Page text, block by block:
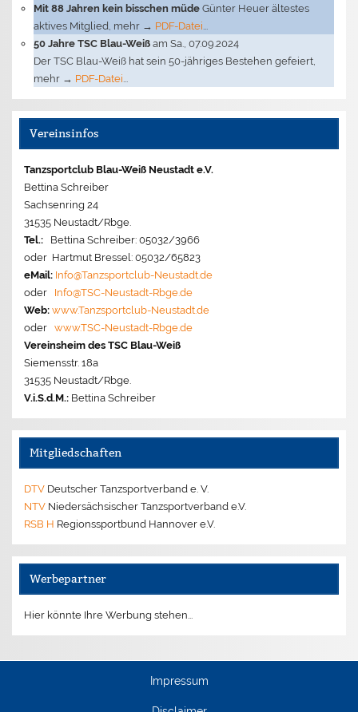
Mit 88 Jahren kein bisschen müdeGünter Heuer ältestes
aktives Mitglied, mehr → PDF-Datei
50 Jahre TSC Blau-Weißam Sa., 07.09.2024
Der TSC Blau-Weiß hat sein 50-jähriges Bestehen gefeiert,
mehr → PDF-Datei
Vereinsinfos
Tanzsportclub Blau-Weiß Neustadt e.V.
Bettina Schreiber
Sachsenring 24
31535 Neustadt/Rbge.
Tel.: Bettina Schreiber: 05032/3966
oder Hartmut Bressel: 05032/65823
eMail: Info@Tanzsportclub-Neustadt.de
oder Info@TSC-Neustadt-Rbge.de
Web: www.Tanzsportclub-Neustadt.de
oderwww.TSC-Neustadt-Rbge.de
Vereinsheim des TSC Blau-Weiß
Siemensstr. 18a
31535 Neustadt/Rbge.
V.i.S.d.M.: Bettina Schreiber
Mitgliedschaften
DTV Deutscher Tanzsportverband e. V.
NTV Niedersächsischer Tanzsportverband e.V.
RSB H Regionssportbund Hannover e.V.
Werbepartner
Hier könnte Ihre Werbung stehen...
Impressum